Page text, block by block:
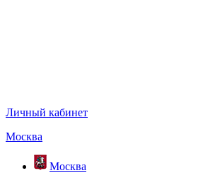
Личный кабинет
Москва
Москва